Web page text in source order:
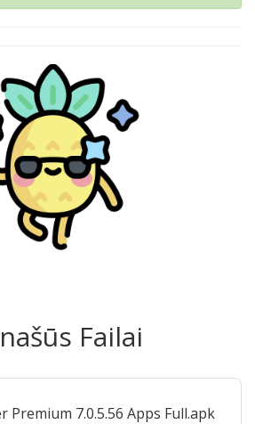
Failai
Premium 7.0.5.56 Apps Full.apk